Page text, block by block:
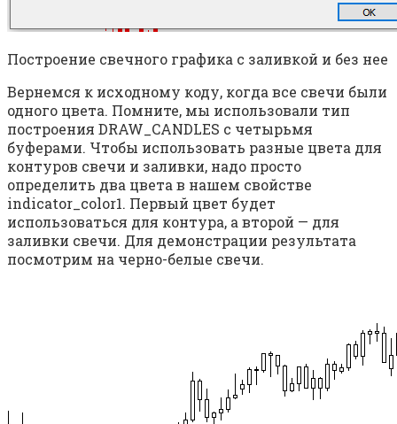
Построение свечного графика с заливкой и без нее
Вернемся к исходному коду, когда все свечи были
одного цвета. Помните, мы использовали тип
построения DRAW_CANDLES с четырьмя
буферами. Чтобы использовать разные цвета для
контуров свечи и заливки, надо просто
определить два цвета в нашем свойстве
indicator_color1. Первый цвет будет
использоваться для контура, а второй — для
заливки свечи. Для демонстрации результата
посмотрим на черно-белые свечи.